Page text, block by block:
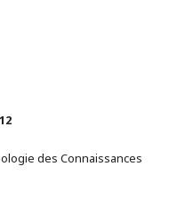
des Connaissances